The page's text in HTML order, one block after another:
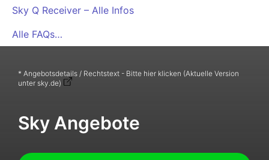
Sky Q Receiver – Alle Infos
Alle FAQs…
* Angebotsdetails / Rechtstext - Bitte hier klicken (Aktuelle Version
unter sky.de)
Sky Angebote